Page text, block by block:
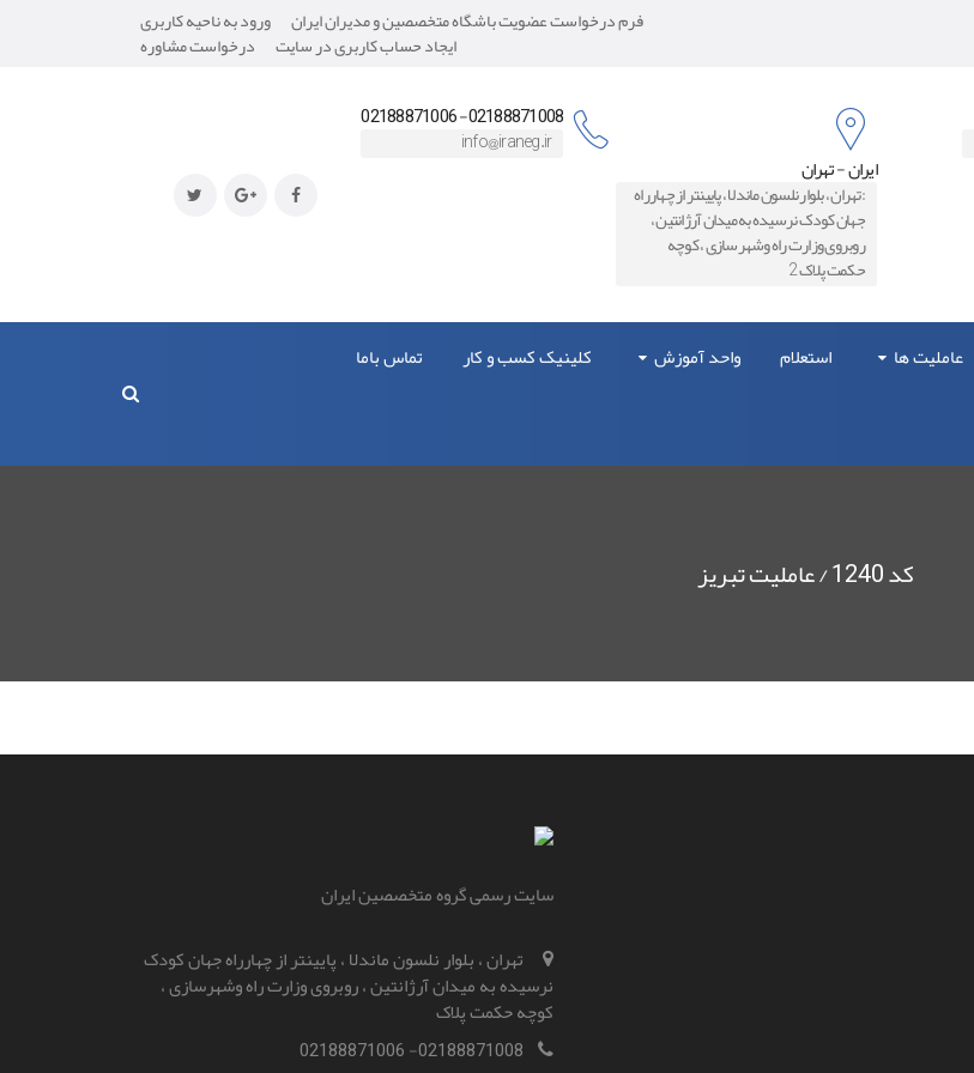
فرم درخواست عضویت باشگاه متخصصین و مدیران ایران ورود به ناحیه کاربری
ایجاد حساب کاربری در سایت درخواست مشاوره
02188871008- 02188871006
info@iraneg.ir
ایران - تهران
:تهران ، بلوار نلسون ماندلا ، پایینتر از چهارراه
جهان کودک نرسیده به میدان آرژانتین ،
روبروی وزارت راه و‌شهرسازی ، کوچه
حکمت پلاک 2
عاملیت ها استعلام واحد آموزش کلینیک کسب و کار
تماس باما
کد 1240 / عاملیت تبریز
سایت رسمی گروه متخصصین ایران
تهران ، بلوار نلسون ماندلا ، پایینتر از چهارراه جهان کودک
نرسیده به میدان آرژانتین ، روبروی وزارت راه و‌شهرسازی ،
کوچه حکمت پلاک